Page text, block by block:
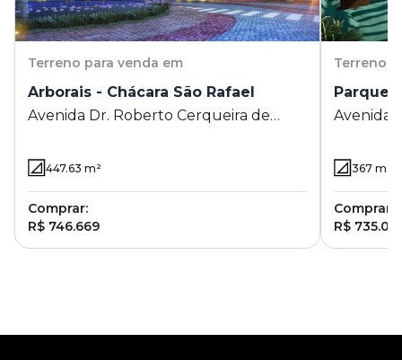
Terreno para venda em
Arborais - Chácara São Rafael
Avenida Dr. Roberto Cerqueira de
- Campinas - SP
447.63 m²
Comprar:
R$ 746.669
Terreno
Parque
Avenida
367 m²
Comprar:
R$